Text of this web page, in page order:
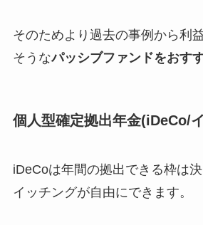
そのためより過去の事例から利
そうなパッシブファンドをおす
個人型確定拠出年金(iDeCo/イ
iDeCoは年間の拠出できる枠は
イッチングが自由にできます。